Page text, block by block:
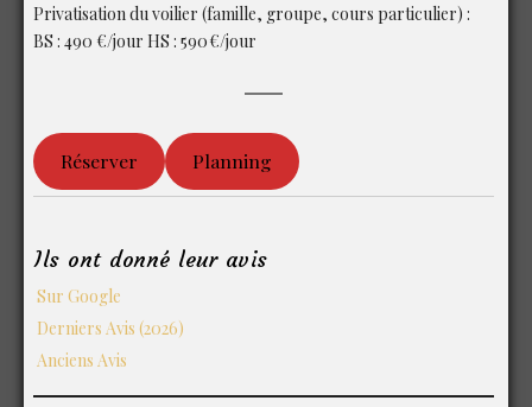
Privatisation du voilier (famille, groupe, cours particulier) :
BS : 490 €/jour HS : 590 €/jour
Réserver Planning
Ils ont donné leur avis
Sur Google
Derniers Avis (2026)
Anciens Avis